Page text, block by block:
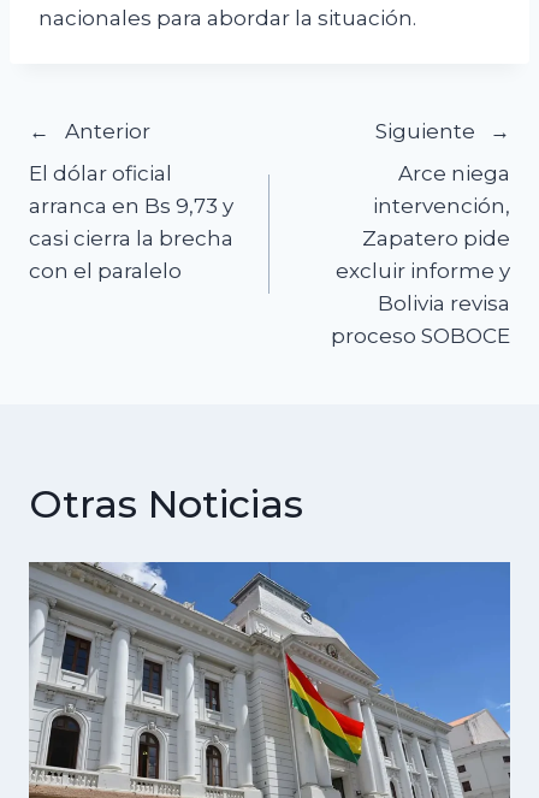
nacionales para abordar la situación.
Navegación
de
entradas
Anterior
El dólar oficial
arranca en Bs 9,73 y
casi cierra la brecha
con el paralelo
Siguiente
Arce niega
intervención,
Zapatero pide
excluir informe y
Bolivia revisa
proceso SOBOCE
Otras Noticias